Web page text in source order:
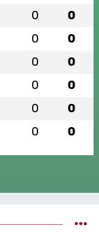
0 0
0 0
0 0
0 0
0 0
0 0